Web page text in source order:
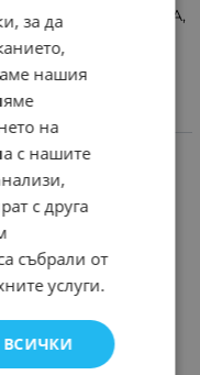
55LA6200-TA,
65LA9650-TA,
за да
нашия
на
с нашите
с друга
събрали от
услуги.
ВСИЧКИ